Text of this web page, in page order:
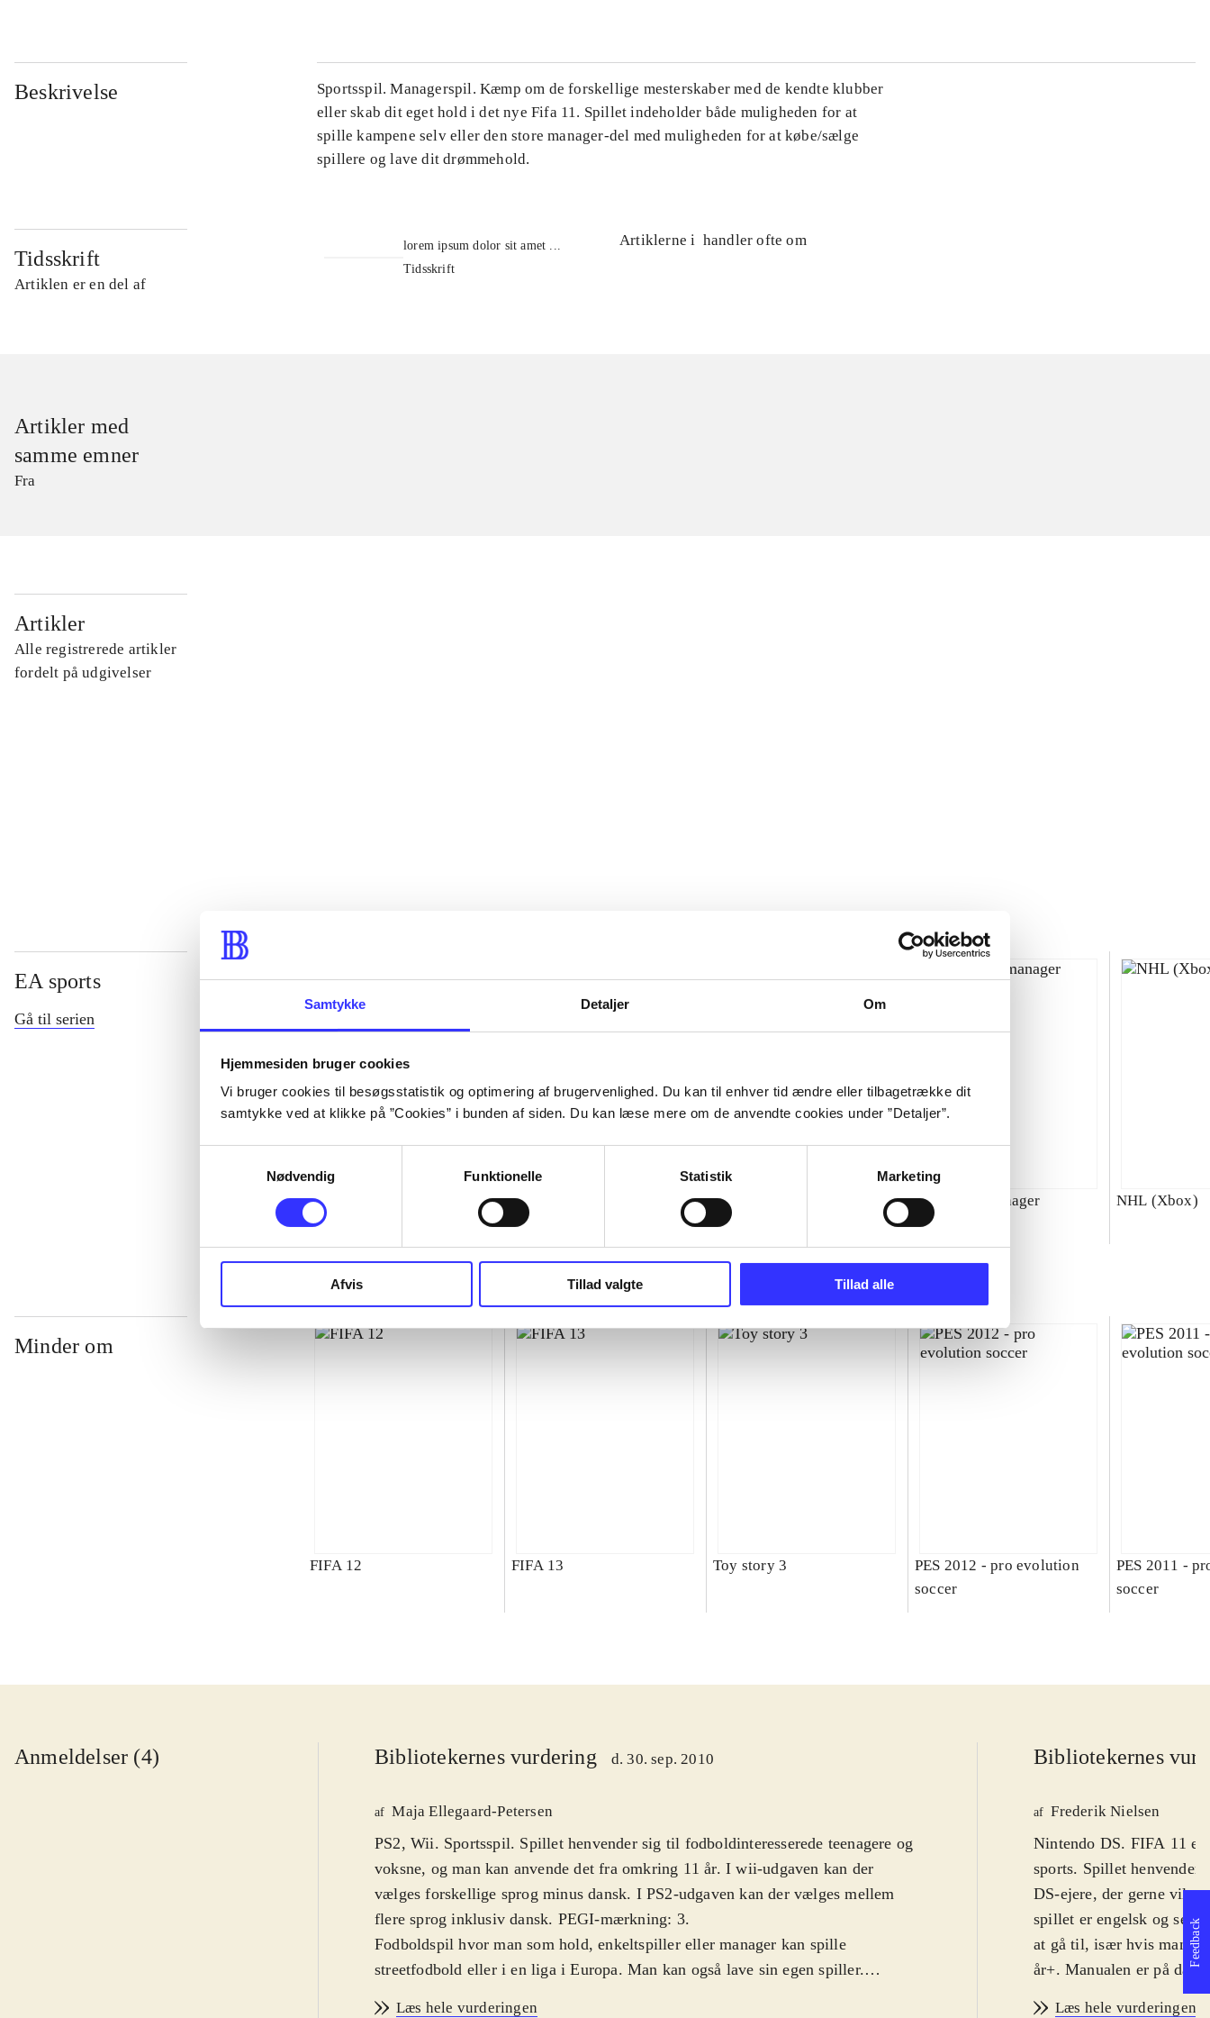
Samtykke Detaljer Om
Hjemmesiden bruger cookies
Vi bruger cookies til besøgsstatistik og optimering af brugervenlighed. Du kan til enhver tid ændre eller tilbagetrække dit
samtykke ved at klikke på ”Cookies” i bunden af siden. Du kan læse mere om de anvendte cookies under ”Detaljer”.
Nødvendig
Funktionelle Statistik Marketing
Afvis Tillad valgte Tillad alle
Beskrivelse
Sportsspil. Managerspil. Kæmp om de forskellige mesterskaber med de kendte klubber
eller skab dit eget hold i det nye Fifa 11. Spillet indeholder både muligheden for at
spille kampene selv eller den store manager-del med muligheden for at købe/sælge
spillere og lave dit drømmehold.
Tidsskrift
Artiklen er en del af
lorem ipsum dolor sit amet ...
Tidsskrift
Artiklerne i handler ofte om
Artikler med
samme emner
Fra
Artikler
Alle registrerede artikler
fordelt på udgivelser
EA sports
Gå til serien
NHL (Pc) NBA live (Pc)
Superbike 2000 : SBK
superbike world
championship
Total club manager NHL (Xbox)
Minder om
FIFA 12 FIFA 13 Toy story 3
PES 2012 - pro evolution
soccer
PES 2011 -
soccer
Anmeldelser (4) Bibliotekernes vurdering d. 30. sep. 2010
af Maja Ellegaard-Petersen
PS2, Wii. Sportsspil. Spillet henvender sig til fodboldinteresserede teenagere og
voksne, og man kan anvende det fra omkring 11 år. I wii-udgaven kan der
vælges forskellige sprog minus dansk. I PS2-udgaven kan der vælges mellem
flere sprog inklusiv dansk. PEGI-mærkning: 3.
Fodboldspil hvor man som hold, enkeltspiller eller manager kan spille
streetfodbold eller i en liga i Europa. Man kan også lave sin egen spiller.
Læs hele vurderingen
Bibliotekernes
af Frederik Nielsen
Nintendo DS. FIFA 11
sports. Spillet
DS-ejere, der gerne vil
spillet er engelsk og
at gå til, især hvis man
år+. Manualen er på
De nye tilføjelser i år er
Læs hele vurderingen
Feedback